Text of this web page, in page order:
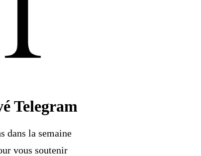
Telegram
dans la semaine
vous soutenir